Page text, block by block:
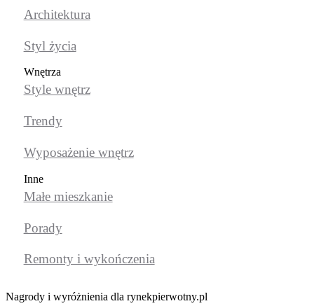
Architektura
Styl życia
Wnętrza
Style wnętrz
Trendy
Wyposażenie wnętrz
Inne
Małe mieszkanie
Porady
Remonty i wykończenia
Nagrody i wyróżnienia dla rynekpierwotny.pl